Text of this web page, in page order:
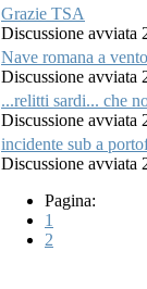
Grazie TSA
Discussione avviata
Nave romana a
Discussione avviata
...relitti sardi... che
Discussione avviata
incidente sub a
Discussione avviata
Pagina:
1
2